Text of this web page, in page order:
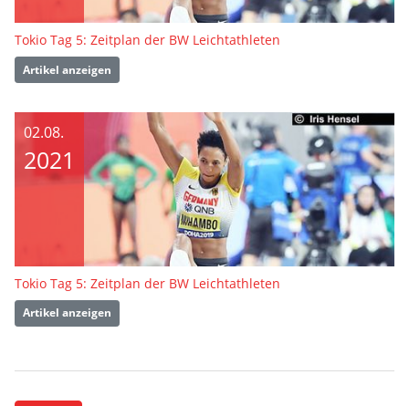
Tokio Tag 5: Zeitplan der BW Leichtathleten
Artikel anzeigen
02.08.
2021
Tokio Tag 5: Zeitplan der BW Leichtathleten
Artikel anzeigen